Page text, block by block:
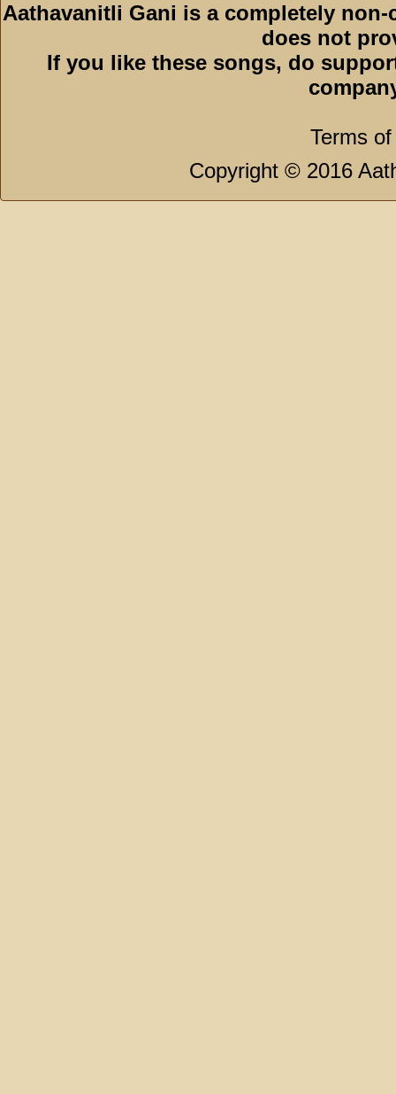
Aathavanitli Gani is a completely
does not
If you like these songs, do
Terms
Copyright © 2016